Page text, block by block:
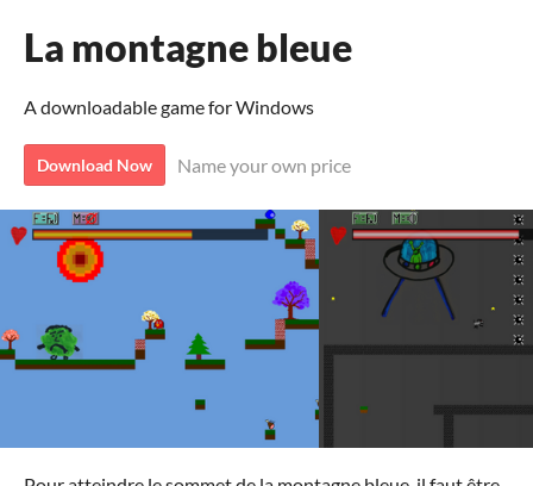
La montagne bleue
A downloadable game for Windows
Download Now Name your own price